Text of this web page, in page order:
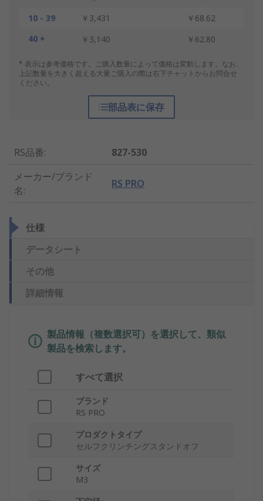
10 - 39
￥3,431
￥68.62
40 +
￥3,140 ￥62.80
* 表示は参考価格です。ご購入数量によって価格は変動します。なお、
上記数量を大きく超える大量ご購入の際は右下チャットからお問合せ
ください。
部品表に保存
RS品番:
827-530
メーカー/ブランド
名:
RS PRO
仕様
データシート
その他
詳細情報
製品情報（複数選択可）を選択して、類似
製品を検索します。
すべて選択
ブランド
RS PRO
プロダクトタイプ
セルフクリンチングスタンドオフ
サイズ
M3